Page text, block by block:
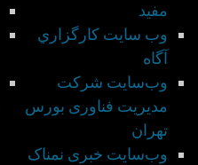
مفید
وب سايت كارگزاري
آگاه
وب‌سایت شركت
مديريت فناوری بورس
تهران
وب‌سایت خبری نمناک